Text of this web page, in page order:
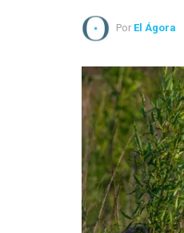
Por El Ágora